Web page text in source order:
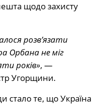
щодо захисту
розв’язати
Орбана не міг
років», —
Угорщини.
стало те, що Україна